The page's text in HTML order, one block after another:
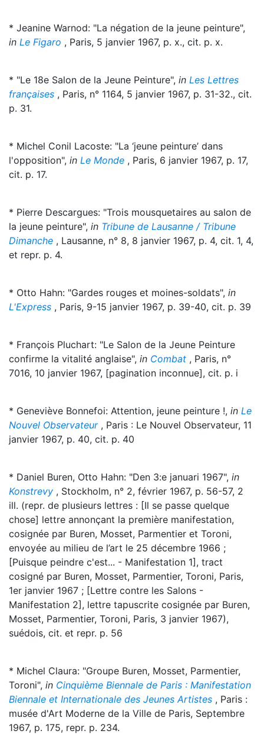
* Jeanine Warnod: "La négation de la jeune peinture",
in Le Figaro , Paris, 5 janvier 1967, p. x., cit. p. x.
* "Le 18e Salon de la Jeune Peinture", in Les Lettres
françaises , Paris, n° 1164, 5 janvier 1967, p. 31-32., cit.
p. 31.
* Michel Conil Lacoste: "La ‘jeune peinture’ dans
l'opposition", in Le Monde , Paris, 6 janvier 1967, p. 17,
cit. p. 17.
* Pierre Descargues: "Trois mousquetaires au salon de
la jeune peinture", in Tribune de Lausanne / Tribune
Dimanche , Lausanne, n° 8, 8 janvier 1967, p. 4, cit. 1, 4,
et repr. p. 4.
* Otto Hahn: "Gardes rouges et moines-soldats", in
L'Express , Paris, 9-15 janvier 1967, p. 39-40, cit. p. 39
* François Pluchart: "Le Salon de la Jeune Peinture
confirme la vitalité anglaise", in Combat , Paris, n°
7016, 10 janvier 1967, [pagination inconnue], cit. p. i
* Geneviève Bonnefoi: Attention, jeune peinture !, in Le
Nouvel Observateur, Paris : Le Nouvel Observateur, 11
janvier 1967, p. 40, cit. p. 40
* Daniel Buren, Otto Hahn: "Den 3:e januari 1967", in
Konstrevy , Stockholm, n° 2, février 1967, p. 56-57, 2
ill. (repr. de plusieurs lettres : [Il se passe quelque
chose] lettre annonçant la première manifestation,
cosignée par Buren, Mosset, Parmentier et Toroni,
envoyée au milieu de l’art le 25 décembre 1966 ;
[Puisque peindre c'est... - Manifestation 1], tract
cosigné par Buren, Mosset, Parmentier, Toroni, Paris,
1er janvier 1967 ; [Lettre contre les Salons -
Manifestation 2], lettre tapuscrite cosignée par Buren,
Mosset, Parmentier, Toroni, Paris, 3 janvier 1967),
suédois, cit. et repr. p. 56
* Michel Claura: "Groupe Buren, Mosset, Parmentier,
Toroni", in Cinquième Biennale de Paris : Manifestation
Biennale et Internationale des Jeunes Artistes , Paris :
musée d'Art Moderne de la Ville de Paris, Septembre
1967, p. 175, repr. p. 234.